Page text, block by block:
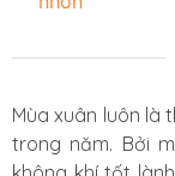
Mùa xuân luôn là
trong năm. Bởi